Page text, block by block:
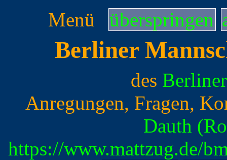
Menü überspringen
Berliner
des
Anregungen, Fragen,
Dauth
https://www.mattzug.de/